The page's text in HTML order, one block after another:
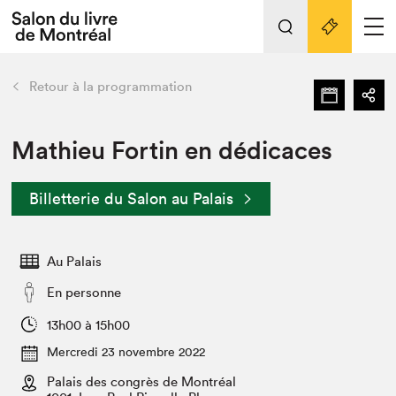
Espace médias
Espace exposant⋅e⋅s
Tout sur l'édition 2022
Actualités
Vidéos et Balados
Club de lecture Braindate
retour Nos activités
Édition 2022
Nous connaître
Projets partenaires 2022
Archives
Liens pratiques
Retour à la programmation
Mathieu Fortin en dédicaces
Billetterie du Salon au Palais
Au Palais
En personne
13h00 à 15h00
Mercredi 23 novembre 2022
Palais des congrès de Montréal